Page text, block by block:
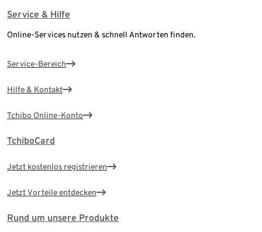
Service & Hilfe
Online-Services nutzen & schnell Antworten finden.
Service-Bereich
Hilfe & Kontakt
Tchibo Online-Konto
TchiboCard
Jetzt kostenlos registrieren
Jetzt Vorteile entdecken
Rund um unsere Produkte